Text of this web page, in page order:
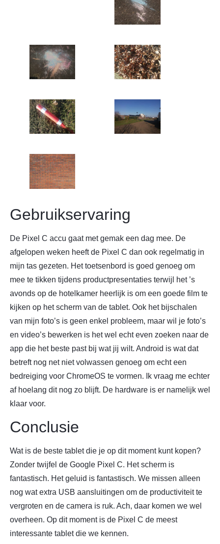
Gebruikservaring
De Pixel C accu gaat met gemak een dag mee. De
afgelopen weken heeft de Pixel C dan ook regelmatig in
mijn tas gezeten. Het toetsenbord is goed genoeg om
mee te tikken tijdens productpresentaties terwijl het ’s
avonds op de hotelkamer heerlijk is om een goede film te
kijken op het scherm van de tablet. Ook het bijschalen
van mijn foto’s is geen enkel probleem, maar wil je foto’s
en video’s bewerken is het wel echt even zoeken naar de
app die het beste past bij wat jij wilt. Android is wat dat
betreft nog net niet volwassen genoeg om echt een
bedreiging voor ChromeOS te vormen. Ik vraag me echter
af hoelang dit nog zo blijft. De hardware is er namelijk wel
klaar voor.
Conclusie
Wat is de beste tablet die je op dit moment kunt kopen?
Zonder twijfel de Google Pixel C. Het scherm is
fantastisch. Het geluid is fantastisch. We missen alleen
nog wat extra USB aansluitingen om de productiviteit te
vergroten en de camera is ruk. Ach, daar komen we wel
overheen. Op dit moment is de Pixel C de meest
interessante tablet die we kennen.